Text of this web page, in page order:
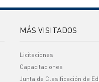
MÁS VISITADOS
Licitaciones
Capacitaciones
Junta de Clasificación de